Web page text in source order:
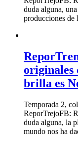
duda alguna,
producciones de
originales
brilla es
Temporada 2,
ReporTrejoFB:
duda alguna, la
mundo nos ha